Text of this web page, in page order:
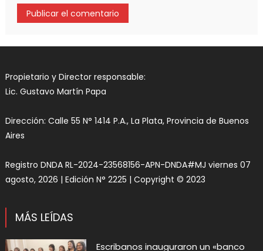
Propietario y Director responsable:
Lic. Gustavo Martín Papa
Dirección: Calle 55 N° 1414 P.A., La Plata, Provincia de Buenos
Aires
Registro DNDA RL-2024-23568156-APN-DNDA#MJ viernes 07
agosto, 2026 | Edición N° 2225 | Copyright © 2023
MÁS LEÍDAS
Escribanos inauguraron un «banco